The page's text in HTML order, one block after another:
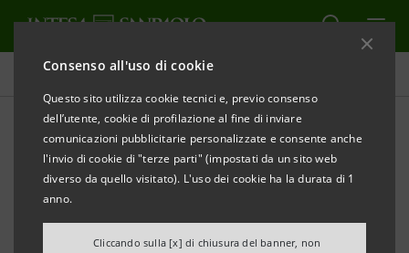
Consenso all'uso di cookie
Questo sito utilizza cookie tecnici e, previo consenso
dell’utente, cookie di profilazione al fine di inviare
comunicazioni pubblicitarie personalizzate e consente anche
l'invio di cookie di "terze parti" (impostati da un sito web
diverso da quello visitato). L'uso dei cookie ha la durata di 1
anno.
Cliccando sulla [x] di chiusura del banner, non
Comunicati stampa
STAMPA AGGIORNA
INTESA SANPAOLO: VARIAZIONE CALENDARIO
FINANZIARIO 2021
comunica la variazione del calendario finanziario 2021